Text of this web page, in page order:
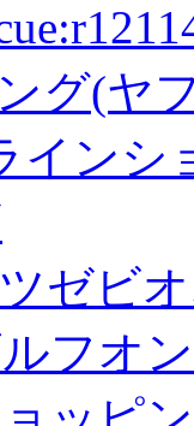
グ(ヤ
インシ
ゼビ
フオ